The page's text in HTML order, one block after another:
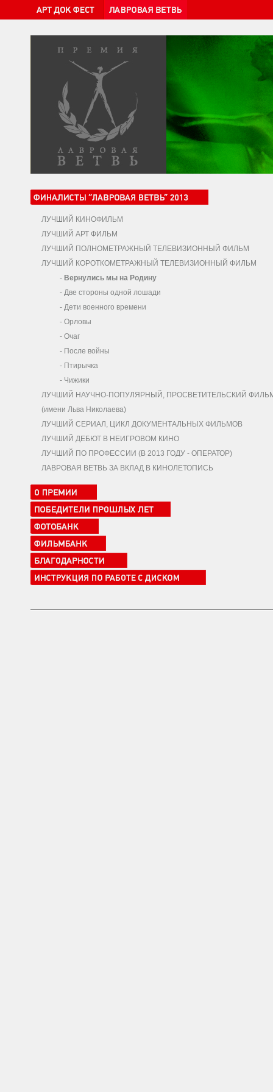
ЛУЧШИЙ КИНОФИЛЬМ
ЛУЧШИЙ АРТ ФИЛЬМ
ЛУЧШИЙ ПОЛНОМЕТРАЖНЫЙ ТЕЛЕВИЗИОННЫЙ ФИЛЬМ
ЛУЧШИЙ КОРОТКОМЕТРАЖНЫЙ ТЕЛЕВИЗИОННЫЙ ФИЛЬМ
- Вернулись мы на Родину
- Две стороны одной лошади
- Дети военного времени
- Орловы
- Очаг
- После войны
- Птирычка
- Чижики
ЛУЧШИЙ НАУЧНО-ПОПУЛЯРНЫЙ, ПРОСВЕТИТЕЛЬСКИЙ
(имени Льва Николаева)
ЛУЧШИЙ СЕРИАЛ, ЦИКЛ ДОКУМЕНТАЛЬНЫХ ФИЛЬМОВ
ЛУЧШИЙ ДЕБЮТ В НЕИГРОВОМ КИНО
ЛУЧШИЙ ПО ПРОФЕССИИ (В 2013 ГОДУ - ОПЕРАТОР)
ЛАВРОВАЯ ВЕТВЬ ЗА ВКЛАД В КИНОЛЕТОПИСЬ